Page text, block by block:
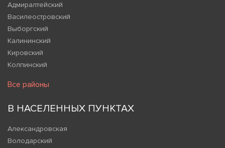
Адмиралтейский
Василеостровский
Выборгский
Калининский
Кировский
Колпинский
Все районы
В НАСЕЛЕННЫХ ПУНКТАХ
Александровская
Володарский